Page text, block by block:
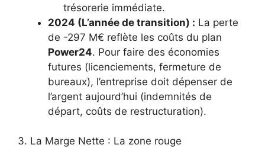
trésorerie immédiate.
2024 (L’année de transition) : La perte
de -297 M€ reflète les coûts du plan
Power24. Pour faire des économies
futures (licenciements, fermeture de
bureaux), l’entreprise doit dépenser de
l’argent aujourd’hui (indemnités de
départ, coûts de restructuration).
3. La Marge Nette : La zone rouge